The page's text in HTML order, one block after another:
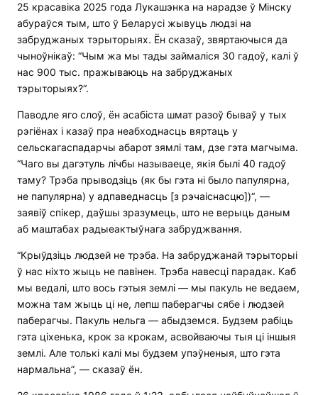
25 красавіка 2025 года Лукашэнка на нарадзе ў Мінску
абураўся тым, што ў Беларусі жывуць людзі на
забруджаных тэрыторыях. Ён сказаў, звяртаючыся да
чыноўнікаў: “Чым жа мы тады займаліся 30 гадоў, калі ў
нас 900 тыс. пражываюць на забруджаных
тэрыторыях?“.
Паводле яго слоў, ён асабіста шмат разоў бываў у тых
рэгіёнах і казаў пра неабходнасць вяртаць у
сельскагаспадарчы абарот зямлі там, дзе гэта магчыма.
“Чаго вы дагэтуль лічбы называеце, якія былі 40 гадоў
таму? Трэба прыводзіць (як бы гэта ні было папулярна,
не папулярна) у адпаведнасць [з рэчаіснасцю])“, —
заявіў спікер, даўшы зразумець, што не верыць даным
аб маштабах радыеактыўнага забруджвання.
“Крыўдзіць людзей не трэба. На забруджанай тэрыторыі
ў нас ніхто жыць не павінен. Трэба навесці парадак. Каб
мы ведалі, што вось гэтыя землі — мы пакуль не ведаем,
можна там жыць ці не, лепш паберагчы сябе і людзей
паберагчы. Пакуль нельга — абыдземся. Будзем рабіць
гэта ціхенька, крок за крокам, асвойваючы тыя ці іншыя
землі. Але толькі калі мы будзем упэўненыя, што гэта
нармальна”, — сказаў ён.